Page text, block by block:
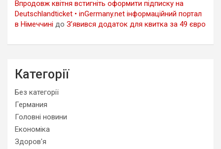
Впродовж квітня встигніть оформити підписку на
Deutschlandticket • inGermany.net інформаційний портал
в Німеччині до З’явився додаток для квитка за 49 євро
Категорії
Без категорії
Германия
Головні новини
Економіка
Здоров'я